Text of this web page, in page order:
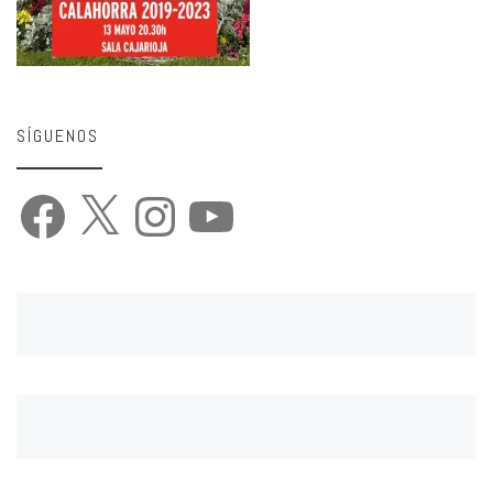
SÍGUENOS
Facebook Instagram YouTube